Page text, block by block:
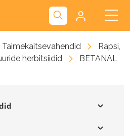
Kliendiportaal
Nova
Taimekaitsevahendid
Rapsi,
herbitsiidid
BETANAL